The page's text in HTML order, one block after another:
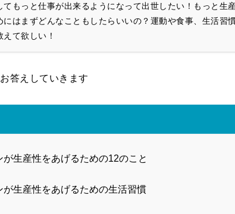
もっと仕事が出来るようになって出世したい！もっと生
にはまずどんなこともしたらいいの？運動や食事、生活習
て欲しい！
答えしていきます
が生産性をあげるための12のこと
が生産性をあげるための生活習慣